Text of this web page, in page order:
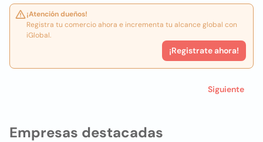
Empresas destacadas
¡Atención dueños!
Registra tu comercio ahora e incrementa tu alcance global con
iGlobal.
¡Registrate ahora!
Siguiente